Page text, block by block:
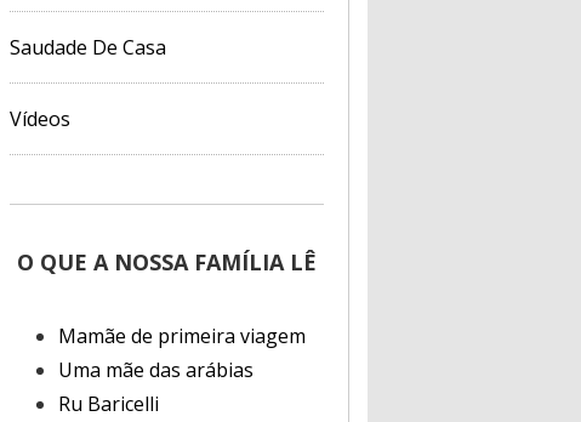
Saudade De Casa
Vídeos
O QUE A NOSSA FAMÍLIA LÊ
Mamãe de primeira viagem
Uma mãe das arábias
Ru Baricelli